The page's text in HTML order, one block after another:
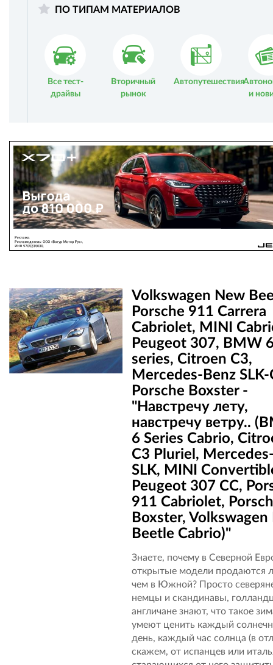
ПО ТИПАМ МАТЕРИАЛОВ
Все тест-
драйвы
Вторичный
рынок
Автопутешествия
и
Volkswagen New
Porsche 911 Carrera
Cabriolet, MINI
Peugeot 307, BMW
series, Citroen C3,
Mercedes-Benz SLK-
Porsche Boxster -
"Навстречу лету,
навстречу ветру..
6 Series Cabrio,
C3 Pluriel,
SLK, MINI
Peugeot 307 CC,
911 Cabriolet,
Boxster, Volkswagen
Beetle Cabrio)"
Знаете, почему в Северной
открытые модели продаются
чем в Южной? Просто
немцы и скандинавы,
англичане знают, что такое
умеют ценить каждый
день, каждый час солнца (в
скажем, от испанцев или